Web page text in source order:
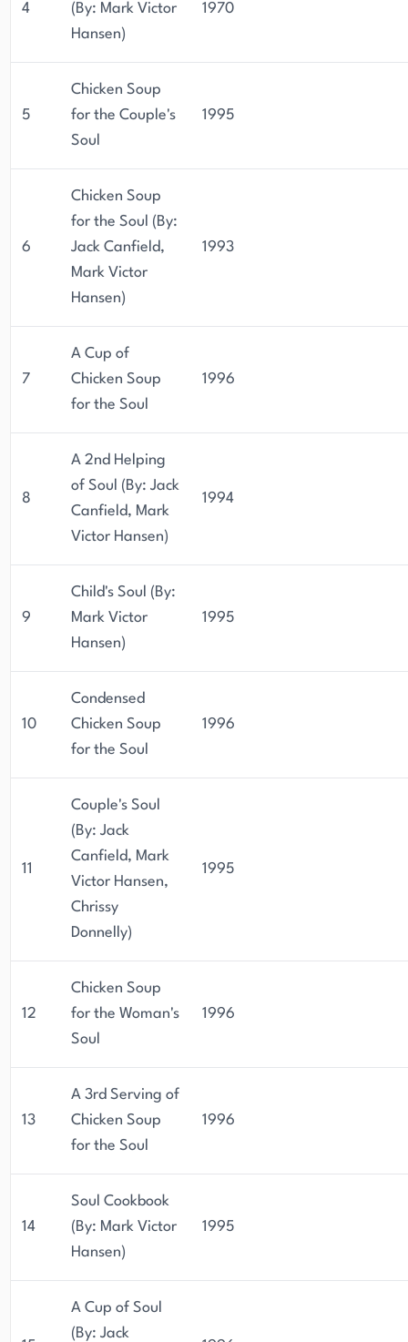
4
(By: Mark Victor
Hansen)
1970
5
Chicken Soup
for the Couple's
Soul
1995
6
Chicken Soup
for the Soul (By:
Jack Canfield,
Mark Victor
Hansen)
1993
7
A Cup of
Chicken Soup
for the Soul
1996
8
A 2nd Helping
of Soul (By: Jack
Canfield, Mark
Victor Hansen)
1994
9
Child's Soul (By:
Mark Victor
Hansen)
1995
10
Condensed
Chicken Soup
for the Soul
1996
11
Couple's Soul
(By: Jack
Canfield, Mark
Victor Hansen,
Chrissy
Donnelly)
1995
12
Chicken Soup
for the Woman's
Soul
1996
13
A 3rd Serving of
Chicken Soup
for the Soul
1996
14
Soul Cookbook
(By: Mark Victor
Hansen)
1995
A Cup of Soul
(By: Jack